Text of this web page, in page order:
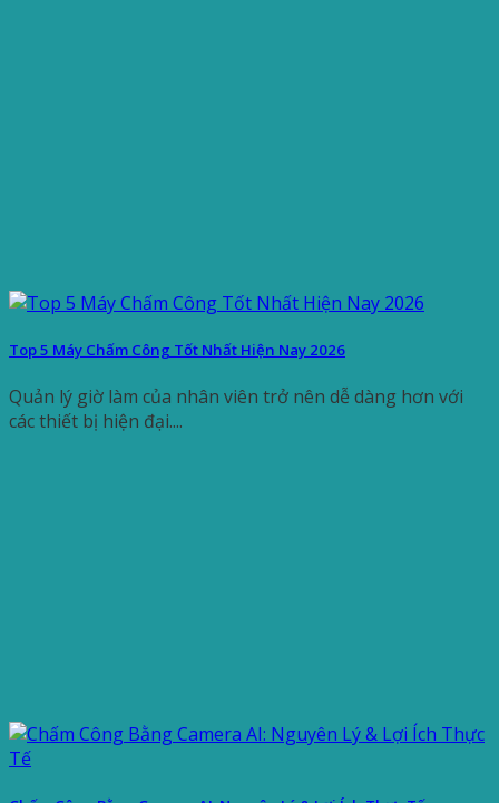
Top 5 Máy Chấm Công Tốt Nhất Hiện Nay 2026
Quản lý giờ làm của nhân viên trở nên dễ dàng hơn với
các thiết bị hiện đại....